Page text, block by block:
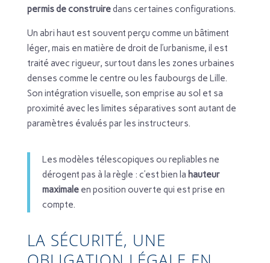
permis de construiredans certaines configurations.
Un abri haut est souvent perçu comme un bâtiment
léger, mais en matière de droit de l’urbanisme, il est
traité avec rigueur, surtout dans les zones urbaines
denses comme le centre ou les faubourgs de Lille.
Son intégration visuelle, son emprise au sol et sa
proximité avec les limites séparatives sont autant de
paramètres évalués par les instructeurs.
Les modèles télescopiques ou repliables ne
dérogent pas à la règle : c’est bien la hauteur
maximaleen position ouverte qui est prise en
compte.
LA SÉCURITÉ, UNE